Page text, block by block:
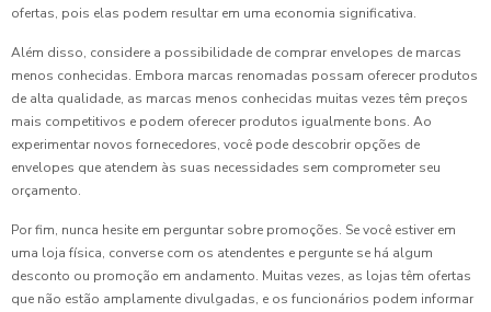
ofertas, pois elas podem resultar em uma economia significativa.
Além disso, considere a possibilidade de comprar envelopes de marcas
menos conhecidas. Embora marcas renomadas possam oferecer produtos
de alta qualidade, as marcas menos conhecidas muitas vezes têm preços
mais competitivos e podem oferecer produtos igualmente bons. Ao
experimentar novos fornecedores, você pode descobrir opções de
envelopes que atendem às suas necessidades sem comprometer seu
orçamento.
Por fim, nunca hesite em perguntar sobre promoções. Se você estiver em
uma loja física, converse com os atendentes e pergunte se há algum
desconto ou promoção em andamento. Muitas vezes, as lojas têm ofertas
que não estão amplamente divulgadas, e os funcionários podem informar